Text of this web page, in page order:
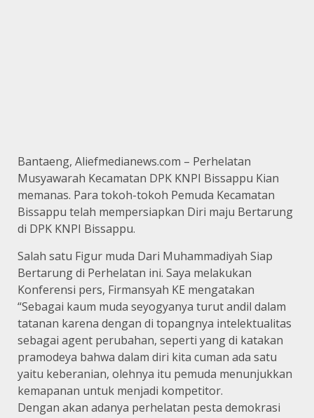
Bantaeng, Aliefmedianews.com – Perhelatan
Musyawarah Kecamatan DPK KNPI Bissappu Kian
memanas. Para tokoh-tokoh Pemuda Kecamatan
Bissappu telah mempersiapkan Diri maju Bertarung
di DPK KNPI Bissappu.
Salah satu Figur muda Dari Muhammadiyah Siap
Bertarung di Perhelatan ini. Saya melakukan
Konferensi pers, Firmansyah KE mengatakan
“Sebagai kaum muda seyogyanya turut andil dalam
tatanan karena dengan di topangnya intelektualitas
sebagai agent perubahan, seperti yang di katakan
pramodeya bahwa dalam diri kita cuman ada satu
yaitu keberanian, olehnya itu pemuda menunjukkan
kemapanan untuk menjadi kompetitor.
Dengan akan adanya perhelatan pesta demokrasi